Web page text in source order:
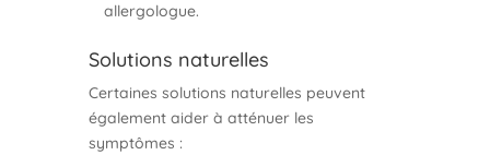
allergologue.
Solutions naturelles
Certaines solutions naturelles peuvent
également aider à atténuer les
symptômes :